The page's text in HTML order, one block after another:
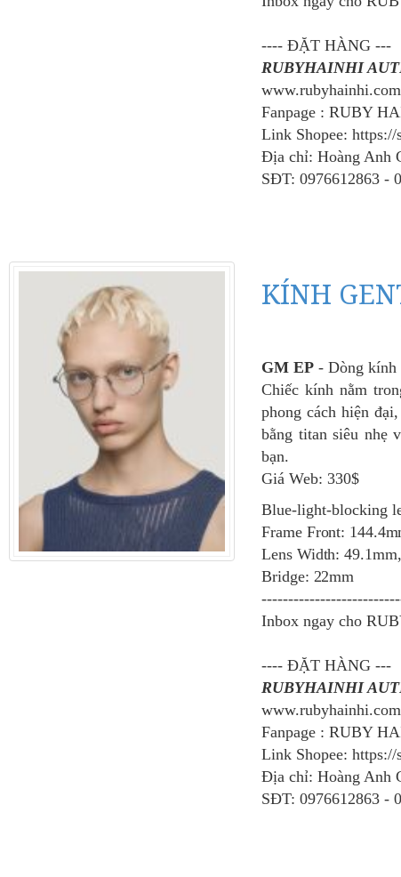
---- ĐẶT HÀNG ---
RUBYHAINHI
www.rubyhainhi.com
Fanpage : RUBY
Link Shopee: https://
Địa chỉ: Hoàng Anh
SĐT: 0976612863 -
KÍNH
GM EP- Dòng kính
Chiếc kính nằm
phong cách hiện
bằng titan siêu nhẹ
bạn.
Giá Web: 330$
Blue-light-blocking
Frame Front:
Lens Width:
Bridge: 22mm
Inbox ngay cho
---- ĐẶT HÀNG ---
RUBYHAINHI
www.rubyhainhi.com
Fanpage : RUBY
Link Shopee: https://
Địa chỉ: Hoàng Anh
SĐT: 0976612863 -